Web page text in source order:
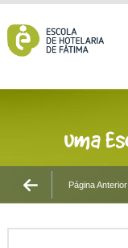
Página Anterior